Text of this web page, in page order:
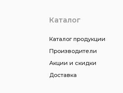
Каталог
Каталог продукции
Производители
Акции и скидки
Доставка